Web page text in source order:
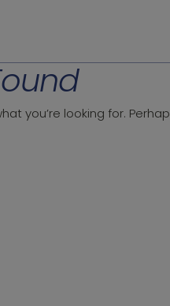
you’re looking for.